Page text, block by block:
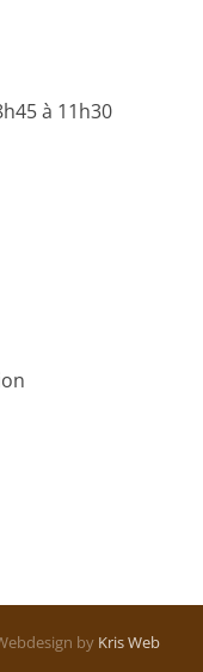
à 11h30
by Kris Web